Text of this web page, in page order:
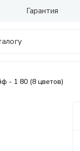
Гарантия
- 1 80 (8 цветов)